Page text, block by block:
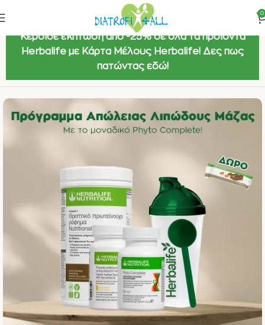
0
Κέρδισε έκπτωση από -25% σε όλα τα προϊόντα
Herbalife με Κάρτα Μέλους Herbalife! Δες πως
πατώντας εδώ!